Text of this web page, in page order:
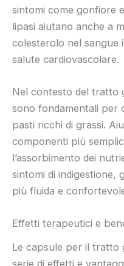
sintomi come gonfiore
lipasi aiutano anche a
colesterolo nel sangue
salute cardiovascolare.
Nel contesto del tratto
sono fondamentali per
pasti ricchi di grassi.
componenti più
l’assorbimento dei
sintomi di indigestione,
più fluida e
Effetti terapeutici e
Le capsule per il tratto
serie di effetti e